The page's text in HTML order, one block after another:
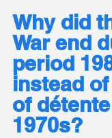
Why did
War end
period
instead
of
1970s?